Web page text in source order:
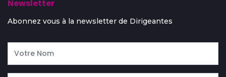
Newsletter
Abonnez vous à la newsletter de Dirigeantes